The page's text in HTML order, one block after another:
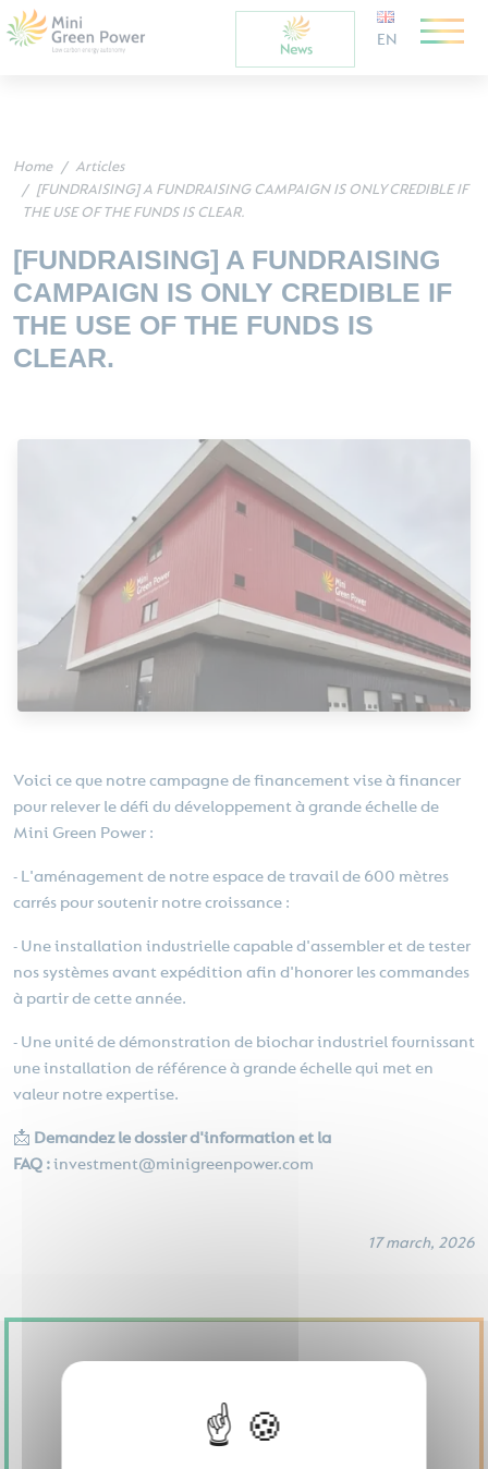
EN
Home
Articles
[FUNDRAISING] A FUNDRAISING CAMPAIGN IS ONLY CREDIBLE IF
THE USE OF THE FUNDS IS CLEAR.
[FUNDRAISING] A FUNDRAISING
CAMPAIGN IS ONLY CREDIBLE IF
THE USE OF THE FUNDS IS
CLEAR.
Voici ce que notre campagne de financement vise à financer
pour relever le défi du développement à grande échelle de
Mini Green Power :
- L'aménagement de notre espace de travail de 600 mètres
carrés pour soutenir notre croissance :
- Une installation industrielle capable d'assembler et de tester
nos systèmes avant expédition afin d'honorer les commandes
à partir de cette année.
- Une unité de démonstration de biochar industriel fournissant
une installation de référence à grande échelle qui met en
valeur notre expertise.
📩 Demandez le dossier d'information et la
FAQ :investment@minigreenpower.com
17 march, 2026